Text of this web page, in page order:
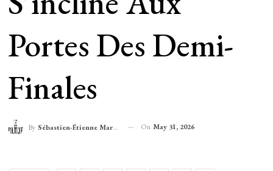
Portes Des Demi-
Finales
By Sébastien-Étienne Marechal On May 31, 2026